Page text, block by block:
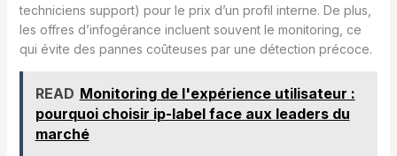
techniciens support) pour le prix d’un profil interne. De plus,
les offres d’infogérance incluent souvent le monitoring, ce
qui évite des pannes coûteuses par une détection précoce.
READ Monitoring de l'expérience utilisateur :
pourquoi choisir ip-label face aux leaders du
marché